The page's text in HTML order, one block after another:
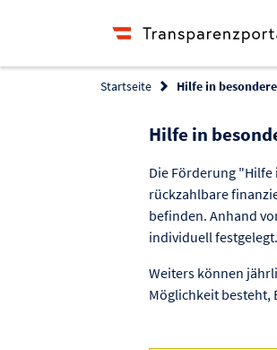
Startseite Hilfe in
Hilfe in
Die Förderung
rückzahlbare
befinden. Anhand
individuell festgelegt.
Weiters können
Möglichkeit besteht,